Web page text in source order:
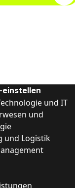
und IT
und
und Logistik